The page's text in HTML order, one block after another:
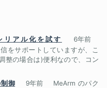
リアル化を試す
6年前
をサポートしていますが、こ
整の場合は)便利なので、コン
御
9年前
MeArm のパク